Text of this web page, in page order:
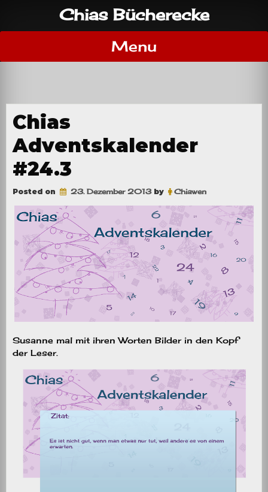
content
Chias Bücherecke
Menu
Chias
Adventskalender
#24.3
Posted on 23. Dezember 2013by Chiawen
Susanne mal mit ihren Worten Bilder in den Kopf
der Leser.